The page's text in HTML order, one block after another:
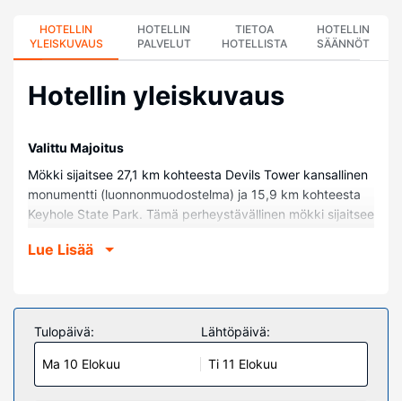
HOTELLIN
YLEISKUVAUS
HOTELLIN
PALVELUT
TIETOA
HOTELLISTA
HOTELLIN
SÄÄNNÖT
Hotellin yleiskuvaus
Valittu Majoitus
Mökki sijaitsee 27,1 km kohteesta Devils Tower kansallinen
monumentti (luonnonmuodostelma) ja 15,9 km kohteesta
Keyhole State Park. Tämä perheystävällinen mökki sijaitsee
päässä kohteesta West Texas Trail Museum.
Tämä ilmastoitu mökki tarjoaa käyttöösi takan. Huoneessa
on parveke. Keittiössä on uuni, liesi ja mikroaaltouuni.
Käytössäsi on pyykinpesukone ja kattotuuletin, ja ilmainen
vauvansänky on saatavilla pyynnöstä.
Lue Lisää
Tulopäivä:
Ma 10 Elokuu
Lähtöpäivä:
Ti 11 Elokuu